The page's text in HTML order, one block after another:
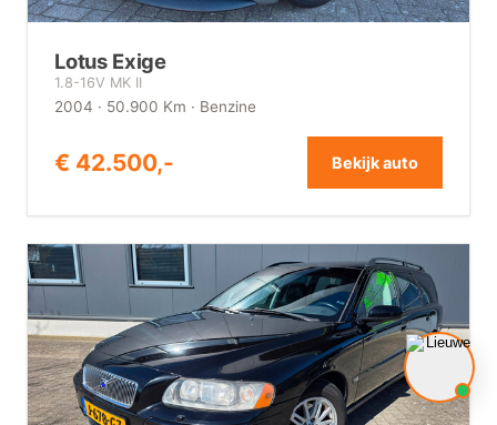
Lotus Exige
1.8-16V MK II
2004 · 50.900 Km · Benzine
€ 42.500,- Bekijk auto